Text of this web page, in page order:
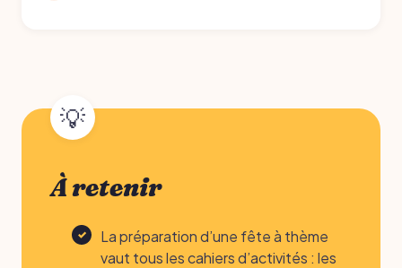
À retenir
La préparation d’une fête à thème
vaut tous les cahiers d’activités : les